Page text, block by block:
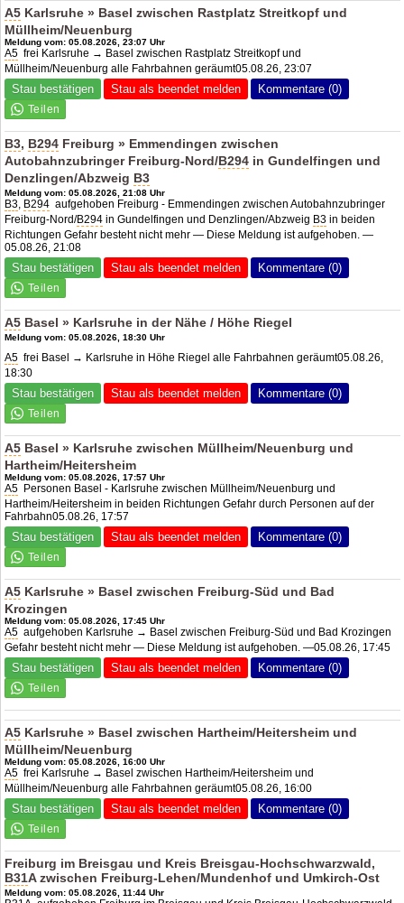
A5 Karlsruhe » Basel zwischen Rastplatz Streitkopf und
Müllheim/Neuenburg
Meldung vom: 05.08.2026, 23:07 Uhr
A5 frei Karlsruhe → Basel zwischen Rastplatz Streitkopf und
Müllheim/Neuenburg alle Fahrbahnen geräumt05.08.26, 23:07
Stau bestätigen Stau als beendet melden Kommentare (0)
B3, B294 Freiburg » Emmendingen zwischen
Autobahnzubringer Freiburg-Nord/B294 in Gundelfingen und
Denzlingen/Abzweig B3
Meldung vom: 05.08.2026, 21:08 Uhr
B3, B294 aufgehoben Freiburg - Emmendingen zwischen Autobahnzubringer
Freiburg-Nord/B294 in Gundelfingen und Denzlingen/Abzweig B3 in beiden
Richtungen Gefahr besteht nicht mehr — Diese Meldung ist aufgehoben. —
05.08.26, 21:08
Stau bestätigen Stau als beendet melden Kommentare (0)
A5 Basel » Karlsruhe in der Nähe / Höhe Riegel
Meldung vom: 05.08.2026, 18:30 Uhr
A5 frei Basel → Karlsruhe in Höhe Riegel alle Fahrbahnen geräumt05.08.26,
18:30
Stau bestätigen Stau als beendet melden Kommentare (0)
A5 Basel » Karlsruhe zwischen Müllheim/Neuenburg und
Hartheim/Heitersheim
Meldung vom: 05.08.2026, 17:57 Uhr
A5 Personen Basel - Karlsruhe zwischen Müllheim/Neuenburg und
Hartheim/Heitersheim in beiden Richtungen Gefahr durch Personen auf der
Fahrbahn05.08.26, 17:57
Stau bestätigen Stau als beendet melden Kommentare (0)
A5 Karlsruhe » Basel zwischen Freiburg-Süd und Bad
Krozingen
Meldung vom: 05.08.2026, 17:45 Uhr
A5 aufgehoben Karlsruhe → Basel zwischen Freiburg-Süd und Bad Krozingen
Gefahr besteht nicht mehr — Diese Meldung ist aufgehoben. —05.08.26, 17:45
Stau bestätigen Stau als beendet melden Kommentare (0)
A5 Karlsruhe » Basel zwischen Hartheim/Heitersheim und
Müllheim/Neuenburg
Meldung vom: 05.08.2026, 16:00 Uhr
A5 frei Karlsruhe → Basel zwischen Hartheim/Heitersheim und
Müllheim/Neuenburg alle Fahrbahnen geräumt05.08.26, 16:00
Stau bestätigen Stau als beendet melden Kommentare (0)
Freiburg im Breisgau und Kreis Breisgau-Hochschwarzwald,
B31A zwischen Freiburg-Lehen/Mundenhof und Umkirch-Ost
Meldung vom: 05.08.2026, 11:44 Uhr